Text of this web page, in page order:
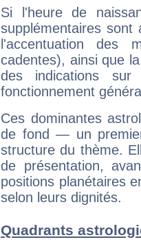
Si l'heure de
supplémentaires sont
l'accentuation des
cadentes), ainsi que
des indications sur
fonctionnement
Ces dominantes
de fond — un
structure du thème.
de présentation,
positions planétaires
selon leurs dignités.
Quadrants